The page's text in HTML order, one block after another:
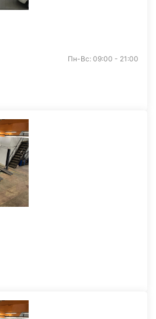
Пн-Вс: 09:00 - 21:00